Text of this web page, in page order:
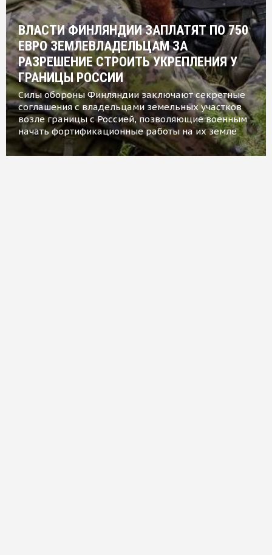
ВЛАСТИ ФИНЛЯНДИИ ЗАПЛАТЯТ ПО 750
ЕВРО ЗЕМЛЕВЛАДЕЛЬЦАМ ЗА
РАЗРЕШЕНИЕ СТРОИТЬ УКРЕПЛЕНИЯ У
ГРАНИЦЫ РОССИИ
Силы обороны Финляндии заключают секретные
соглашения с владельцами земельных участков
возле границы с Россией, позволяющие военным
начать фортификационные работы на их земле